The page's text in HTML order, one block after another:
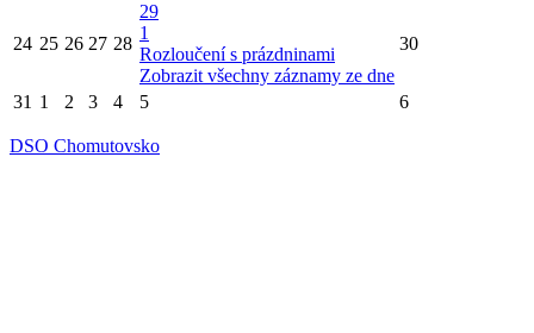
24 25 26 27 28
29
1
Rozloučení s prázdninami
Zobrazit všechny záznamy ze dne
30
31 1 2 3 4 5 6
DSO Chomutovsko